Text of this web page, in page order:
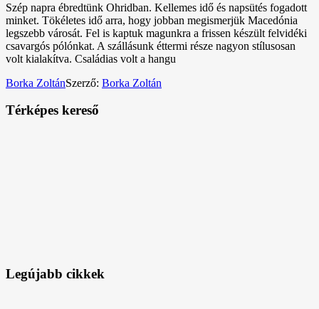
Szép napra ébredtünk Ohridban. Kellemes idő és napsütés fogadott
minket. Tökéletes idő arra, hogy jobban megismerjük Macedónia
legszebb városát. Fel is kaptuk magunkra a frissen készült felvidéki
csavargós pólónkat. A szállásunk éttermi része nagyon stílusosan
volt kialakítva. Családias volt a hangu
Borka ZoltánSzerző: Borka Zoltán
Térképes kereső
Legújabb cikkek